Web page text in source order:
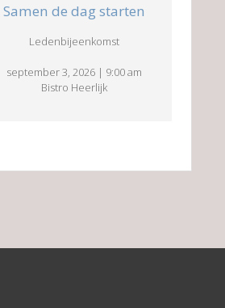
Samen de dag starten
Ledenbijeenkomst
september 3, 2026 | 9:00 am
Bistro Heerlijk